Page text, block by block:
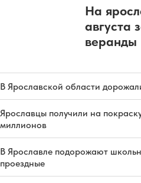
На
августа
веранды
В Ярославской области
Ярославцы получили на
миллионов
В Ярославле подорожают
проездные